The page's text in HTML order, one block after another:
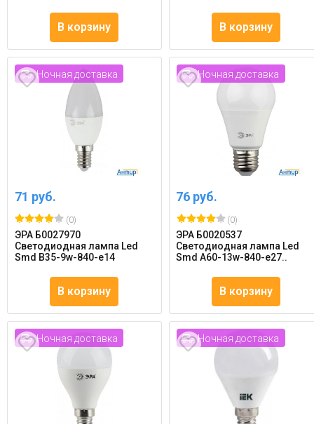
В корзину В корзину
Ночная доставка
71 руб.
(0)
ЭРА Б0027970
Светодиодная лампа Led
Smd B35-9w-840-e14
В корзину
Ночная доставка
76 руб.
(0)
ЭРА Б0020537
Светодиодная лампа Led
Smd A60-13w-840-e27..
В корзину
Ночная доставка Ночная доставка